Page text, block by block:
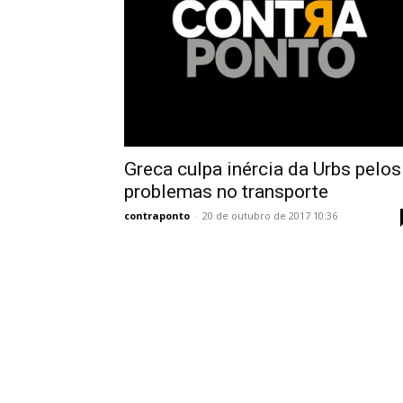
Greca culpa inércia da Urbs pelos
problemas no transporte
contraponto - 20 de outubro de 2017 10:36